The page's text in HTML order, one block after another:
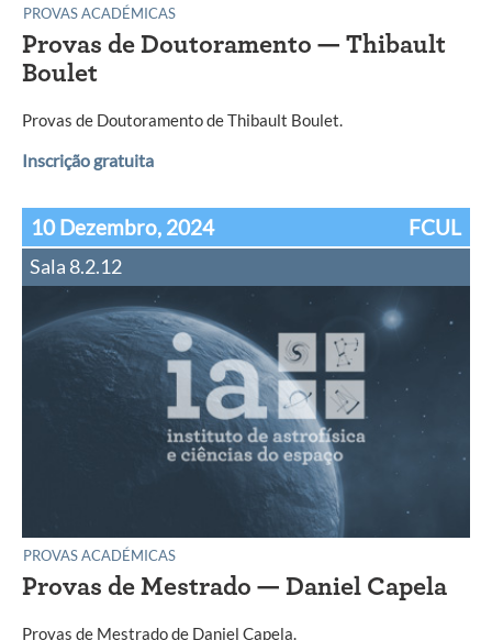
PROVAS ACADÉMICAS
Provas de Doutoramento — Thibault
Boulet
Provas de Doutoramento de Thibault Boulet.
Inscrição gratuita
10 Dezembro, 2024 FCUL
Sala 8.2.12
PROVAS ACADÉMICAS
Provas de Mestrado — Daniel Capela
Provas de Mestrado de Daniel Capela.